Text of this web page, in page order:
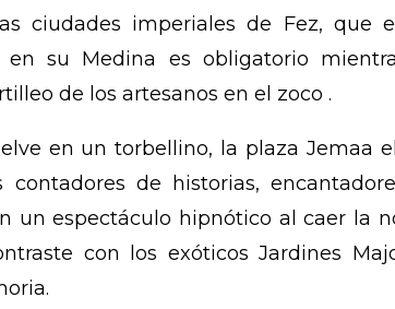
ciudades imperiales de Fez, que
en su Medina es obligatorio
de los artesanos en el zoco .
en un torbellino, la plaza Jemaa
de historias,
un espectáculo hipnótico al caer la
con los exóticos Jardines